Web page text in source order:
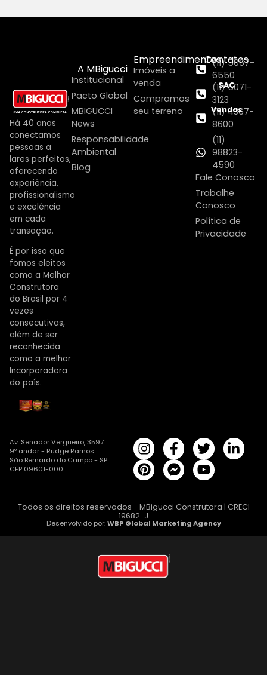
Há 40 anos
conectamos
pessoas a
lares perfeitos,
oferecendo
experiência,
profissionalismo
e excelência
em cada
transação.
É por isso que
fomos eleitos
como a Melhor
Construtora
do Brasil por 4
vezes
consecutivas,
além de ser
reconhecida
como a melhor
Incorporadora
do país.
A MBigucci
Institucional
Pacto Global
MBIGUCCI
News
Responsabilidade
Ambiental
Blog
Empreendimentos
Imóveis a
venda
Compramos
seu terreno
Contatos
(11) 5067-
6550
SAC
(11) 5071-
3123
Vendas
(11) 4367-
8600
(11)
98823-
4590
Fale Conosco
Trabalhe
Conosco
Política de
Privacidade
Av. Senador Vergueiro, 3597
9º andar - Rudge Ramos
São Bernardo do Campo - SP
CEP 09601-000
Todos os direitos reservados - MBigucci Construtora | CRECI
19682-J
Desenvolvido por:WBP Global Marketing Agency